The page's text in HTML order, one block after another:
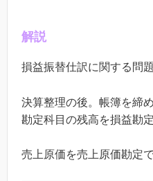
解説
損益振替仕訳に関する問題
決算整理の後。帳簿を締
勘定科目の残高を損益勘
売上原価を売上原価勘定